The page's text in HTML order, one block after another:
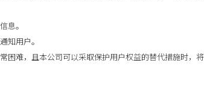
息。
知用户。
困难，且本公司可以采取保护用户权益的替代措施时，